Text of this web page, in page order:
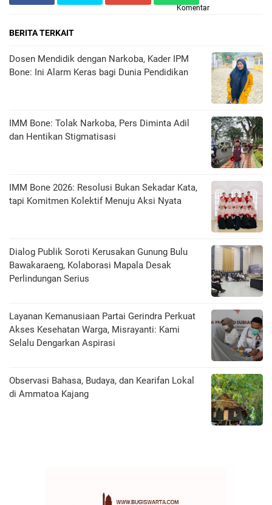
Komentar
BERITA TERKAIT
Dosen Mendidik dengan Narkoba, Kader IPM
Bone: Ini Alarm Keras bagi Dunia Pendidikan
IMM Bone: Tolak Narkoba, Pers Diminta Adil
dan Hentikan Stigmatisasi
IMM Bone 2026: Resolusi Bukan Sekadar Kata,
tapi Komitmen Kolektif Menuju Aksi Nyata
Dialog Publik Soroti Kerusakan Gunung Bulu
Bawakaraeng, Kolaborasi Mapala Desak
Perlindungan Serius
Layanan Kemanusiaan Partai Gerindra Perkuat
Akses Kesehatan Warga, Misrayanti: Kami
Selalu Dengarkan Aspirasi
Observasi Bahasa, Budaya, dan Kearifan Lokal
di Ammatoa Kajang